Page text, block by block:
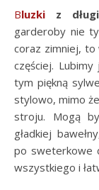
Bluzki z
garderoby nie
coraz zimniej, to
częściej.
tym piękną
stylowo, mimo
stroju. Mogą
gładkiej
po sweterkowe
wszystkiego i